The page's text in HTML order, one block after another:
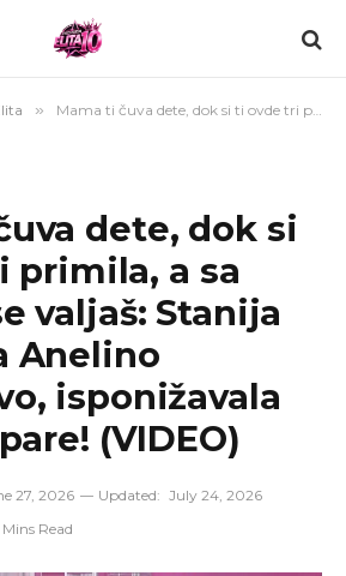
» Mama ti čuva dete, dok si ti ovde tri primila, a sa četvrim se valjaš: Stanija unakazila Anelino majčinstvo, isponižavala je za sve pare! (VIDEO)
dete, dok si
primila, a sa
valjaš: Stanija
Anelino
isponižavala
(VIDEO)
27, 2026 Updated: July 24, 2026
Read